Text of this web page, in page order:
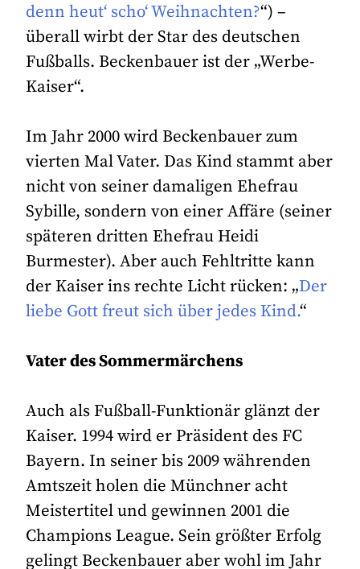
denn heut‘ scho‘ Weihnachten?“) –
überall wirbt der Star des deutschen
Fußballs. Beckenbauer ist der „Werbe-
Kaiser“.
Im Jahr 2000 wird Beckenbauer zum
vierten Mal Vater. Das Kind stammt aber
nicht von seiner damaligen Ehefrau
Sybille, sondern von einer Affäre (seiner
späteren dritten Ehefrau Heidi
Burmester). Aber auch Fehltritte kann
der Kaiser ins rechte Licht rücken: „Der
liebe Gott freut sich über jedes Kind.“
Vater des Sommermärchens
Auch als Fußball-Funktionär glänzt der
Kaiser. 1994 wird er Präsident des FC
Bayern. In seiner bis 2009 währenden
Amtszeit holen die Münchner acht
Meistertitel und gewinnen 2001 die
Champions League. Sein größter Erfolg
gelingt Beckenbauer aber wohl im Jahr